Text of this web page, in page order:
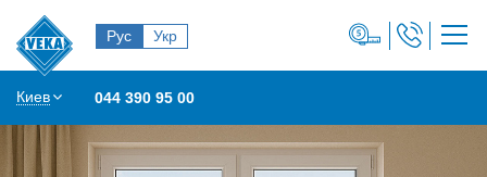
Рус Укр
Киев 044 390 95 00